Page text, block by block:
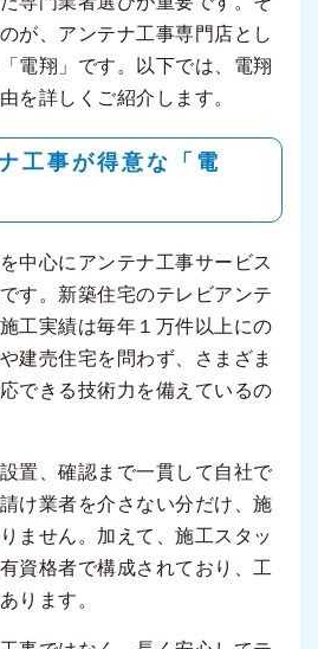
が、アンテナ工事専門店とし
電翔」です。以下では、電翔
を詳しくご紹介します。
工事が得意な「電
中心にアンテナ工事サービス
す。新築住宅のテレビアンテ
工実績は毎年１万件以上にの
建売住宅を問わず、さまざま
できる技術力を備えているの
置、確認まで一貫して自社で
け業者を介さない分だけ、施
ません。加えて、施工スタッ
資格者で構成されており、工
ります。